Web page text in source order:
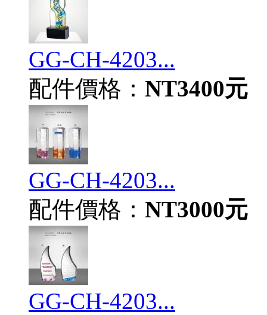
GG-CH-4203...
配件價格： NT3400元
GG-CH-4203...
配件價格： NT3000元
GG-CH-4203...